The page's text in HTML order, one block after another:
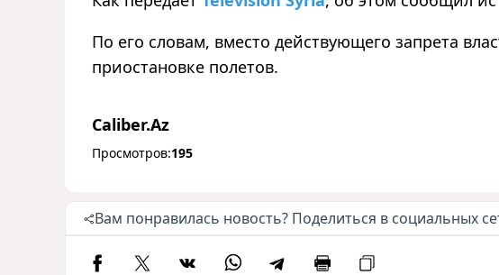
По его словам, вместо действующего запрета
приостановке полетов.
Caliber.Az
Просмотров:195
Вам понравилась новость? Поделиться в социальных